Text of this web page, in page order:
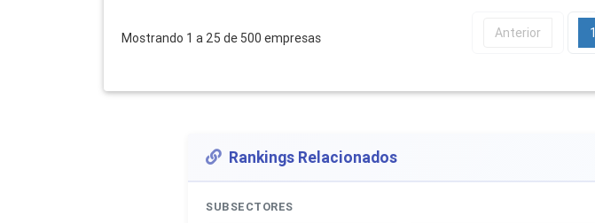
Mostrando 1 a 25 de 500 empresas Anterior 1
Rankings Relacionados
SUBSECTORES